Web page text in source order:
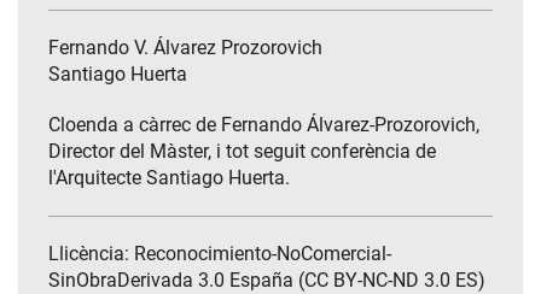
Fernando V. Álvarez Prozorovich
Santiago Huerta
Cloenda a càrrec de Fernando Álvarez-Prozorovich,
Director del Màster, i tot seguit conferència de
l'Arquitecte Santiago Huerta.
Llicència: Reconocimiento-NoComercial-
SinObraDerivada 3.0 España (CC BY-NC-ND 3.0 ES)